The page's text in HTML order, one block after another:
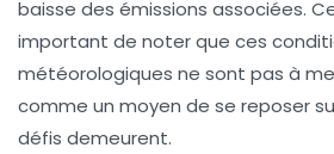
baisse des émissions associées.
important de noter que ces
météorologiques ne sont pas à
comme un moyen de se reposer
défis demeurent.